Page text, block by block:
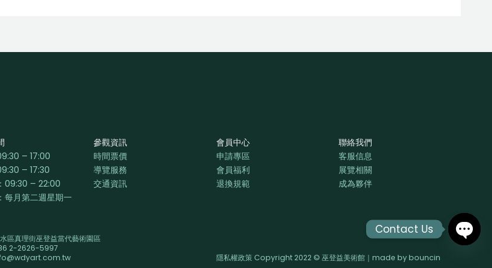
– 17:00
– 17:30
09:30 – 22:00
每月第二週星期一
參觀資訊
時間票價
導覽服務
交通資訊
會員中心
申請專區
會員福利
退換規範
聯絡我們
客服信息
展覽相關
成為夥伴
區真理街巫登益當代藝術園區
2-2626-5997
隱私權政策 Copyright 2022 © 巫登益美術館｜made bybouncin
Contact Us